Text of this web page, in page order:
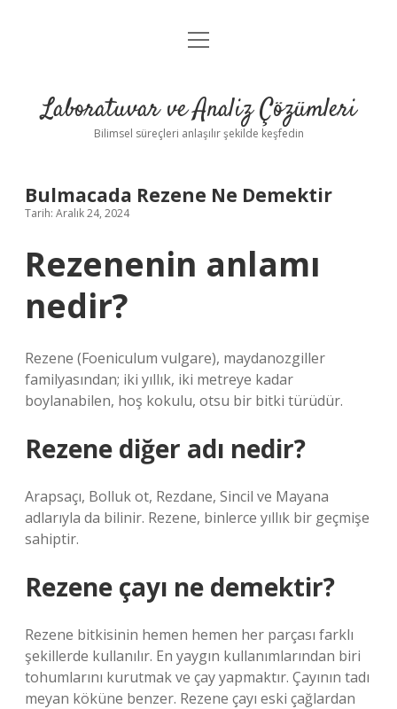
Anasayfa
Yasal Uyarı
menüyü
Laboratuvar ve Analiz Çözümleri
Bilimsel süreçleri anlaşılır şekilde keşfedin
Bulmacada Rezene Ne Demektir
Tarih: Aralık 24, 2024
Rezenenin anlamı
nedir?
Rezene (Foeniculum vulgare), maydanozgiller
familyasından; iki yıllık, iki metreye kadar
boylanabilen, hoş kokulu, otsu bir bitki türüdür.
Rezene diğer adı nedir?
Arapsaçı, Bolluk ot, Rezdane, Sincil ve Mayana
adlarıyla da bilinir. Rezene, binlerce yıllık bir geçmişe
sahiptir.
Rezene çayı ne demektir?
Rezene bitkisinin hemen hemen her parçası farklı
şekillerde kullanılır. En yaygın kullanımlarından biri
tohumlarını kurutmak ve çay yapmaktır. Çayının tadı
meyan köküne benzer. Rezene çayı eski çağlardan